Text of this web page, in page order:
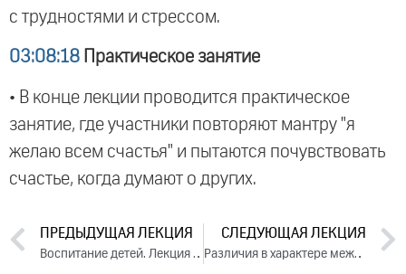
с трудностями и стрессом.
03:08:18 Практическое занятие
• В конце лекции проводится практическое
занятие, где участники повторяют мантру "я
желаю всем счастья" и пытаются почувствовать
счастье, когда думают о других.
ПРЕДЫДУЩАЯ ЛЕКЦИЯ
Воспитание детей. Лекция 3 (2014)
СЛЕДУЮЩАЯ ЛЕКЦИЯ
Различия в характере между мужчиной и женщиной. Лекция 2 (2014)